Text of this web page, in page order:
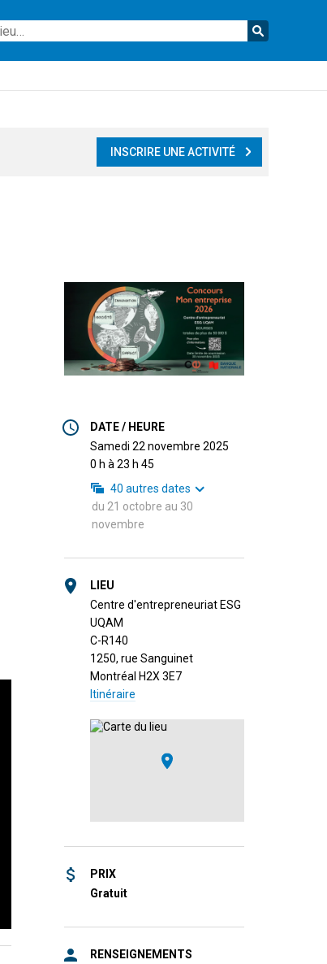
INSCRIRE UNE ACTIVITÉ
DATE / HEURE
samedi 22 novembre 2025
0 h à 23 h 45
40 autres dates
du 21 octobre au 30
novembre
LIEU
Centre d'entrepreneuriat ESG
UQAM
C-R140
1250, rue Sanguinet
Montréal H2X 3E7
Itinéraire
PRIX
Gratuit
RENSEIGNEMENTS